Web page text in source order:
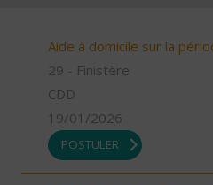
Aide à domicile sur la
29 - Finistère
CDD
19/01/2026
POSTULER